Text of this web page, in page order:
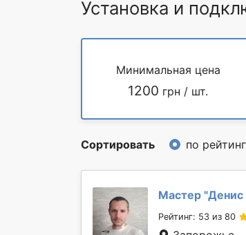
Установка и
Минимальная цена
1200 грн / шт.
Сортировать по
Мастер "Денис
Рейтинг: 53 из 80